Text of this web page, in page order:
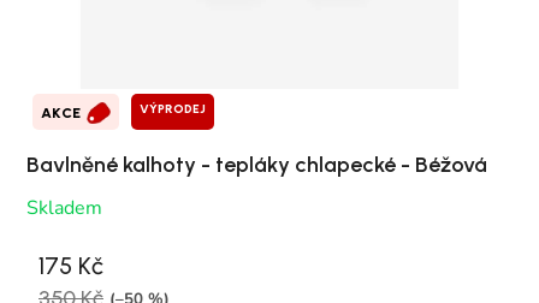
AKCE VÝPRODEJ
Bavlněné kalhoty - tepláky chlapecké - Béžová
Skladem
175 Kč